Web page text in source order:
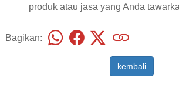
produk atau jasa yang Anda
Bagikan:
kembali